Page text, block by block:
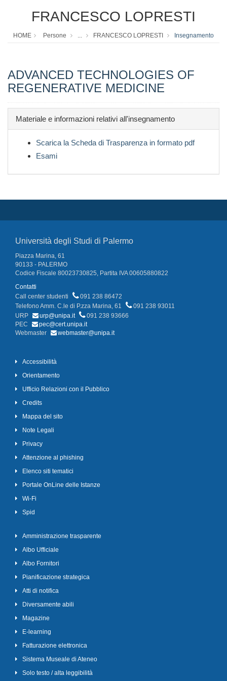
FRANCESCO LOPRESTI
HOME Persone ... FRANCESCO LOPRESTI Insegnamento
ADVANCED TECHNOLOGIES OF
REGENERATIVE MEDICINE
Materiale e informazioni relativi all'insegnamento
Scarica la Scheda di Trasparenza in formato pdf
Esami
Università degli Studi di Palermo
Piazza Marina, 61
90133 - PALERMO
Codice Fiscale 80023730825, Partita IVA 00605880822
Contatti
Call center studenti
091 238 86472
Telefono Amm. C.le di P.zza Marina, 61
091 238 93011
URP
urp@unipa.it
091 238 93666
PEC
pec@cert.unipa.it
Webmaster
webmaster@unipa.it
Accessibilità
Orientamento
Ufficio Relazioni con il Pubblico
Credits
Mappa del sito
Note Legali
Privacy
Attenzione al phishing
Elenco siti tematici
Portale OnLine delle Istanze
Wi-Fi
Spid
Amministrazione trasparente
Albo Ufficiale
Albo Fornitori
Pianificazione strategica
Atti di notifica
Diversamente abili
Magazine
E-learning
Fatturazione elettronica
Sistema Museale di Ateneo
Solo testo / alta leggibilità